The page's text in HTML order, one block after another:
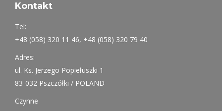
Kontakt
Tel:
+48 (058) 320 11 46, +48 (058) 320 79 40
Adres:
ul. Ks. Jerzego Popiełuszki 1
83-032 Pszczółki / POLAND
Czynne